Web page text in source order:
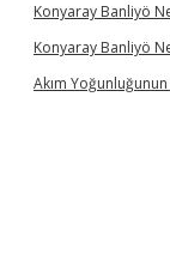
Konyaray Banliyö
Konyaray Banliyö
Akım